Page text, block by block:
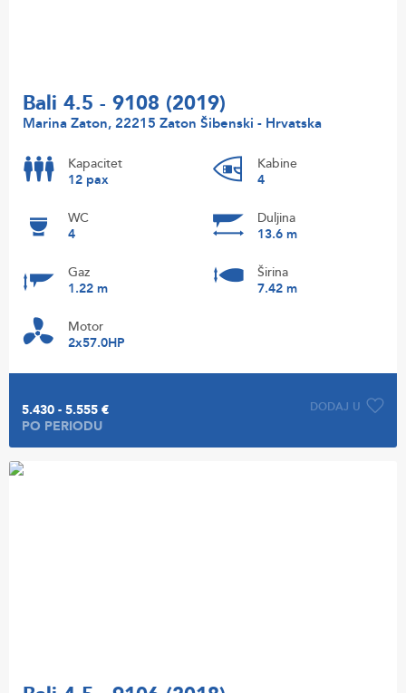
Bali 4.5 - 9108 (2019)
Marina Zaton, 22215 Zaton Šibenski - Hrvatska
Kapacitet
12 pax
Kabine
4
WC
4
Duljina
13.6 m
Gaz
1.22 m
Širina
7.42 m
Motor
2x57.0HP
DODAJ U
5.430 - 5.555 €
PO PERIODU